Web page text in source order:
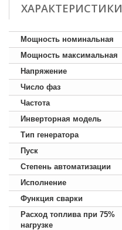
ХАРАКТЕРИСТИКИ
Мощность номинальная
Мощность максимальная
Напряжение
Число фаз
Частота
Инверторная модель
Тип генератора
Пуск
Степень автоматизации
Исполнение
Функция сварки
Расход топлива при 75%
нагрузке